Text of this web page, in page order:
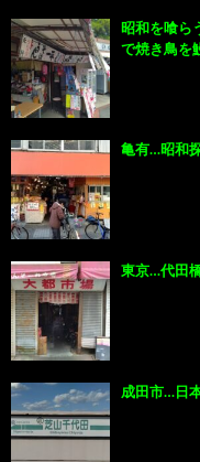
昭和を喰ら
で焼き鳥を
亀有…昭和
東京…代田
成田市…日